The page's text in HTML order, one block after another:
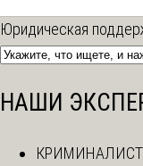
Юридическая
НАШИ